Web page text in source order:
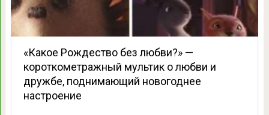
«Какое Рождество без любви?» —
короткометражный мультик о любви и
дружбе, поднимающий новогоднее
настроение